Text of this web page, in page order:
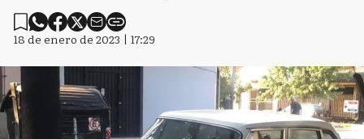
18 de enero de 2023 | 17:29